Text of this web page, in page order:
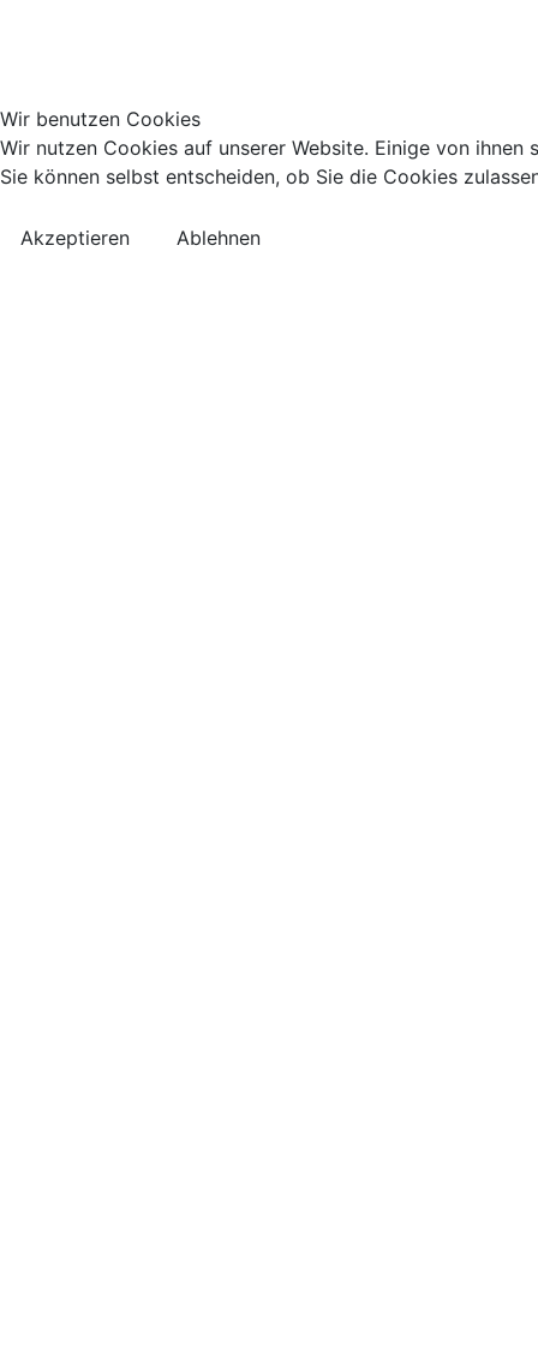
Wir benutzen Cookies
Wir nutzen Cookies auf unserer Website. Einige von
Sie können selbst entscheiden, ob Sie die Cookies
Akzeptieren Ablehnen